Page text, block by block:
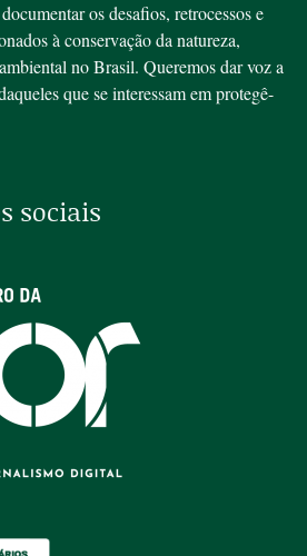
os desafios, retrocessos e
à conservação da natureza,
no Brasil. Queremos dar voz a
que se interessam em protegê-
sociais